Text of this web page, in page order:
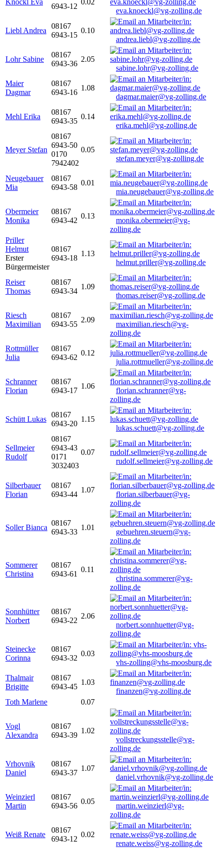
Knöckl Eva
6943-12
0.02
eva.knoeckl@vg-zolling.de
Liebl Andrea
08167
6943-15
0.10
andrea.liebl@vg-zolling.de
Lohr Sabine
08167
6943-36
2.05
sabine.lohr@vg-zolling.de
Maier
Dagmar
08167
6943-16
1.08
dagmar.maier@vg-zolling.de
Mehl Erika
08167
6943-35
0.14
erika.mehl@vg-zolling.de
Meyer Stefan
08167
6943-50
0170
7942402
0.05
stefan.meyer@vg-zolling.de
Neugebauer
Mia
08167
6943-58
0.01
mia.neugebauer@vg-zolling.de
Obermeier
Monika
08167
6943-42
0.13
monika.obermeier@vg-
zolling.de
Priller
Helmut
Erster
Bürgermeister
08167
6943-18
1.13
helmut.priller@vg-zolling.de
Reiser
Thomas
08167
6943-34
1.09
thomas.reiser@vg-zolling.de
Riesch
Maximilian
08167
6943-55
2.09
maximilian.riesch@vg-
zolling.de
Rottmüller
Julia
08167
6943-62
0.12
julia.rottmueller@vg-zolling.de
Schranner
Florian
08167
6943-17
1.06
florian.schranner@vg-
zolling.de
Schütt Lukas
08167
6943-20
1.15
lukas.schuett@vg-zolling.de
Sellmeier
Rudolf
08167
6943-43
0171
3032403
0.07
rudolf.sellmeier@vg-zolling.de
Silberbauer
Florian
08167
6943-44
1.07
florian.silberbauer@vg-
zolling.de
Soller Bianca
08167
6943-33
1.01
gebuehren.steuern@vg-
zolling.de
Sommerer
Christina
08167
6943-61
0.11
christina.sommerer@vg-
zolling.de
Sonnhütter
Norbert
08167
6943-22
2.06
norbert.sonnhuetter@vg-
zolling.de
Steinecke
Corinna
08167
6943-32
0.03
vhs-zolling@vhs-moosburg.de
Thalmair
Brigitte
08167
6943-45
1.03
finanzen@vg-zolling.de
Toth Marlene
0.07
Vogl
Alexandra
08167
6943-39
1.02
vollstreckungsstelle@vg-
zolling.de
Vrhovnik
Daniel
08167
6943-37
1.07
daniel.vrhovnik@vg-zolling.de
Weinzierl
Martin
08167
6943-56
0.05
martin.weinzierl@vg-
zolling.de
Weiß Renate
08167
6943-12
0.02
renate.weiss@vg-zolling.de